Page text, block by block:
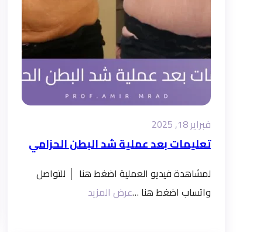
فبراير 18, 2025
تعليمات بعد عملية شد البطن الحزامي
لمشاهدة فيديو العملية اضغط هنا │ للتواصل
واتساب اضغط هنا …عرض المزيد